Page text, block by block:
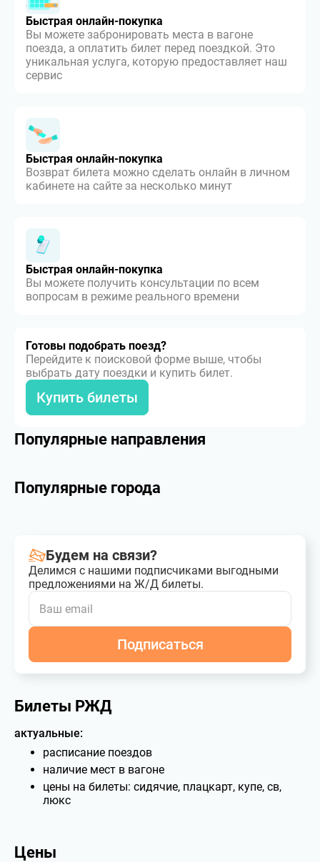
Быстрая онлайн-покупка
Вы можете забронировать места в вагоне
поезда, а оплатить билет перед поездкой. Это
уникальная услуга, которую предоставляет наш
сервис
Быстрая онлайн-покупка
Возврат билета можно сделать онлайн в личном
кабинете на сайте за несколько минут
Быстрая онлайн-покупка
Вы можете получить консультации по всем
вопросам в режиме реального времени
Готовы подобрать поезд?
Перейдите к поисковой форме выше, чтобы
выбрать дату поездки и купить билет.
Купить билеты
Популярные направления
Популярные города
Будем на связи?
Делимся с нашими подписчиками выгодными
предложениями на Ж/Д билеты.
Подписаться
Билеты РЖД
актуальные:
расписание поездов
наличие мест в вагоне
цены на билеты: сидячие, плацкарт, купе, св,
люкс
Цены